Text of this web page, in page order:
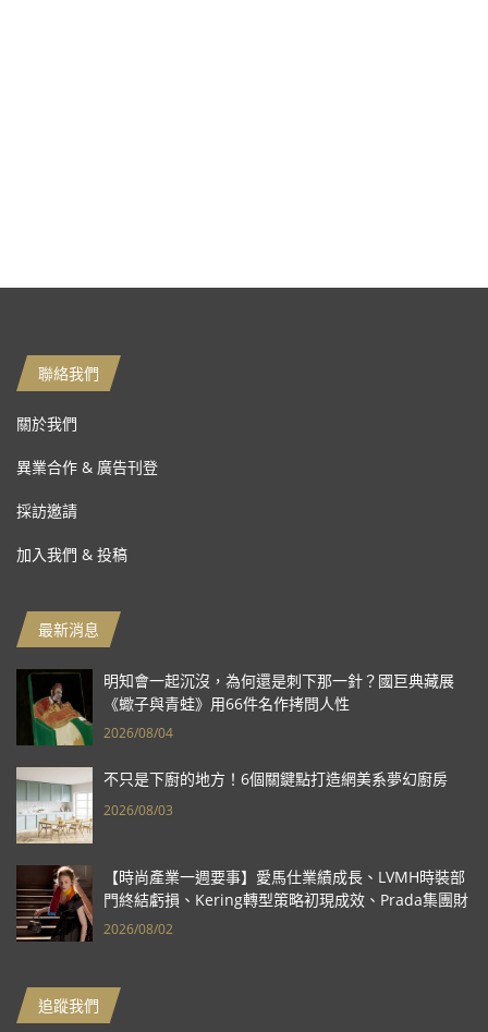
聯絡我們
關於我們
異業合作 & 廣告刊登
採訪邀請
加入我們 & 投稿
最新消息
明知會一起沉沒，為何還是刺下那一針？國巨典藏展
《蠍子與青蛙》用66件名作拷問人性
2026/08/04
不只是下廚的地方！6個關鍵點打造網美系夢幻廚房
2026/08/03
【時尚產業一週要事】愛馬仕業績成長、LVMH時裝部
門終結虧損、Kering轉型策略初現成效、Prada集團財
報亮眼
2026/08/02
追蹤我們